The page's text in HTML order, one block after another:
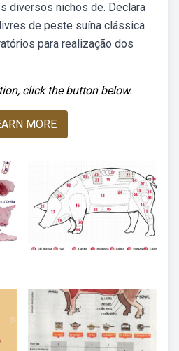
diversos nichos de. Declara
de peste suína clássica
para realização dos
click the button below.
MORE